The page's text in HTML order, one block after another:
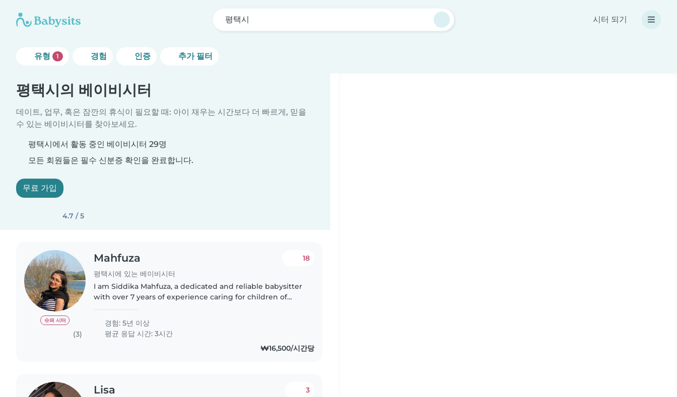
평택시 시터 되기
유형 1 경험 인증 추가 필터
평택시의 베이비시터
데이트, 업무, 혹은 잠깐의 휴식이 필요할 때: 아이 재우는 시간보다 더 빠르게, 믿을
수 있는 베이비시터를 찾아보세요.
평택시에서 활동 중인 베이비시터 29명
모든 회원들은 필수 신분증 확인을 완료합니다.
무료 가입
4.7 / 5
슈퍼 시터
(3)
Mahfuza
평택시에 있는 베이비시터
18
I am Siddika Mahfuza, a dedicated and reliable babysitter
with over 7 years of experience caring for children of
includes: Childcare..
경험: 5년 이상
평균 응답 시간: 3시간
₩16,500/시간당
Lisa 3